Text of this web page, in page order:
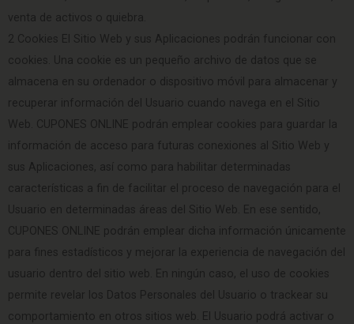
venta de activos o quiebra.
2 Cookies El Sitio Web y sus Aplicaciones podrán funcionar con
cookies. Una cookie es un pequeño archivo de datos que se
almacena en su ordenador o dispositivo móvil para almacenar y
recuperar información del Usuario cuando navega en el Sitio
Web. CUPONES ONLINE podrán emplear cookies para guardar la
información de acceso para futuras conexiones al Sitio Web y
sus Aplicaciones, así como para habilitar determinadas
características a fin de facilitar el proceso de navegación para el
Usuario en determinadas áreas del Sitio Web. En ese sentido,
CUPONES ONLINE podrán emplear dicha información únicamente
para fines estadísticos y mejorar la experiencia de navegación del
usuario dentro del sitio web. En ningún caso, el uso de cookies
permite revelar los Datos Personales del Usuario o trackear su
comportamiento en otros sitios web. El Usuario podrá activar o